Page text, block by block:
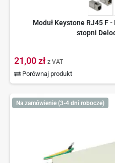
Moduł Keystone RJ45 F
stopni
21,00 zł z VAT
Porównaj produkt
Na zamówienie (3-4 dni robocze)